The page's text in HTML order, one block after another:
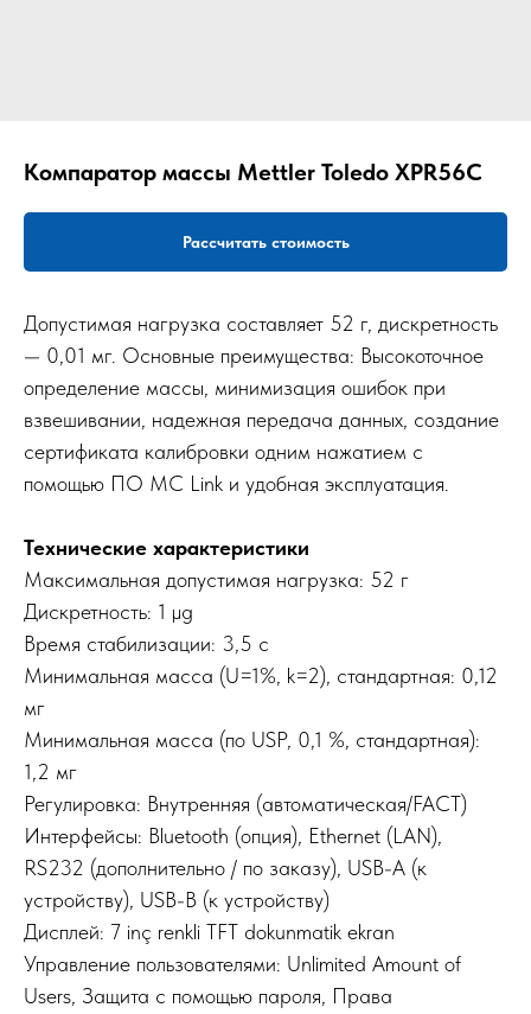
Компаратор массы Mettler Toledo XPR56C
Рассчитать стоимость
Допустимая нагрузка составляет 52 г, дискретность
— 0,01 мг. Основные преимущества: Высокоточное
определение массы, минимизация ошибок при
взвешивании, надежная передача данных, создание
сертификата калибровки одним нажатием с
помощью ПО MC Link и удобная эксплуатация.
Технические характеристики
Максимальная допустимая нагрузка: 52 г
Дискретность: 1 µg
Время стабилизации: 3,5 с
Минимальная масса (U=1%, k=2), стандартная: 0,12
мг
Минимальная масса (по USP, 0,1 %, стандартная):
1,2 мг
Регулировка: Внутренняя (автоматическая/FACT)
Интерфейсы: Bluetooth (опция), Ethernet (LAN),
RS232 (дополнительно / по заказу), USB-A (к
устройству), USB-B (к устройству)
Дисплей: 7 inç renkli TFT dokunmatik ekran
Управление пользователями: Unlimited Amount of
Users, Защита с помощью пароля, Права